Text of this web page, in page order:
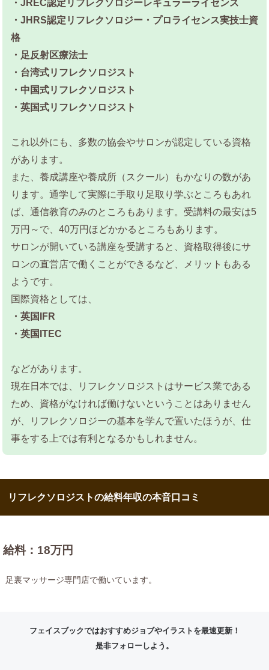
・JREC認定リフレクソロジーレギュラーライセンス
・JHRS認定リフレクソロジー・プロライセンス実技士資
格
・足反射区療法士
・台湾式リフレクソロジスト
・中国式リフレクソロジスト
・英国式リフレクソロジスト
これ以外にも、多数の協会やサロンが認定している資格
があります。
また、養成講座や養成所（スクール）もかなりの数があ
ります。通学して実際に手取り足取り学ぶところもあれ
ば、通信教育のみのところもあります。受講料の最安は5
万円～で、40万円ほどかかるところもあります。
サロンが開いている講座を受講すると、資格取得後にサ
ロンの直営店で働くことができるなど、メリットもある
ようです。
国際資格としては、
・英国IFR
・英国ITEC
などがあります。
現在日本では、リフレクソロジストはサービス業である
ため、資格がなければ働けないということはありません
が、リフレクソロジーの基本を学んで置いたほうが、仕
事をする上では有利となるかもしれません。
リフレクソロジストの給料年収の本音口コミ
給料：18万円
足裏マッサージ専門店で働いています。
フェイスブックではおすすめジョブやイラストを最速更新！
是非フォローしよう。